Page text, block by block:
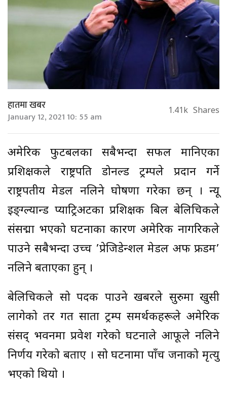
हातमा खबर
January 12, 2021 10: 55 am 1.41k Shares
अमेरिकी फुटबलका सबैभन्दा सफल मानिएका
प्रशिक्षकले राष्ट्रपति डोनल्ड ट्रम्पले प्रदान गर्ने
राष्ट्रपतीय मेडल नलिने घोषणा गरेका छन् । न्यू
इङ्ग्ल्यान्ड प्याट्रिअटका प्रशिक्षक बिल बेलिचिकले
संसद्मा भएको घटनाका कारण अमेरिकी नागरिकले
पाउने सबैभन्दा उच्च ’प्रेजिडेन्शल मेडल अफ फ्रीडम’
नलिने बताएका हुन् ।
बेलिचिकले सो पदक पाउने खबरले सुरुमा खुसी
लागेको तर गत साता ट्रम्प समर्थकहरूले अमेरिकी
संसद् भवनमा प्रवेश गरेको घटनाले आफूले नलिने
निर्णय गरेको बताए । सो घटनामा पाँच जनाको मृत्यु
भएको थियो ।